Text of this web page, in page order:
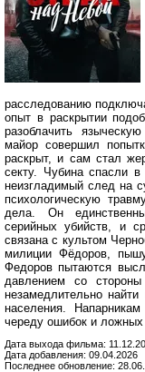
расследованию
опыт в раскрытии
разоблачить
майор совершил
раскрыт, и сам стал
секту. Чубина спасли
неизгладимый след на
психологическую
дела. Он
серийных убийств, и
связана с культом
милиции Фёдоров,
Федоров пытаются
давлением со стороны
незамедлительно
населения.
череду ошибок и ложных
Дата выхода фильма:
Дата добавления: 09.04.2026
Последнее обновление: